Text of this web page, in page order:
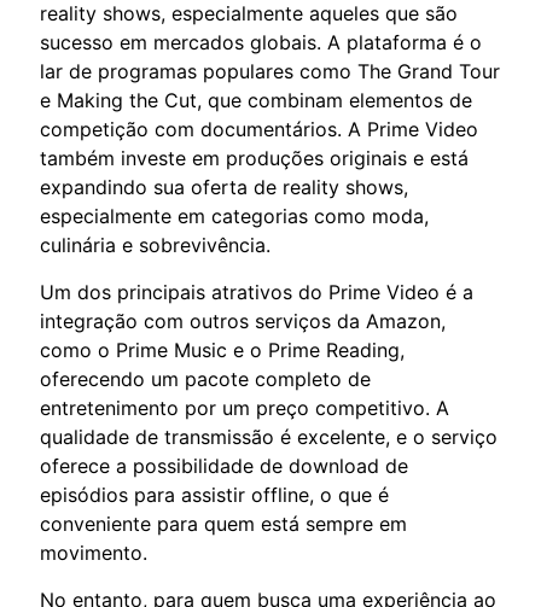
reality shows, especialmente aqueles que são
sucesso em mercados globais. A plataforma é o
lar de programas populares como The Grand Tour
e Making the Cut, que combinam elementos de
competição com documentários. A Prime Video
também investe em produções originais e está
expandindo sua oferta de reality shows,
especialmente em categorias como moda,
culinária e sobrevivência.
Um dos principais atrativos do Prime Video é a
integração com outros serviços da Amazon,
como o Prime Music e o Prime Reading,
oferecendo um pacote completo de
entretenimento por um preço competitivo. A
qualidade de transmissão é excelente, e o serviço
oferece a possibilidade de download de
episódios para assistir offline, o que é
conveniente para quem está sempre em
movimento.
No entanto, para quem busca uma experiência ao